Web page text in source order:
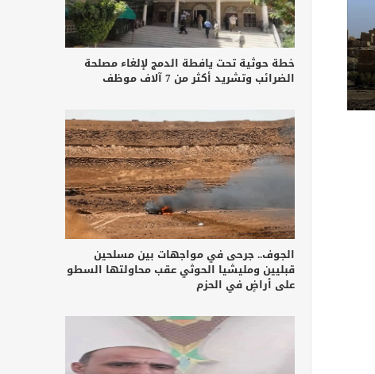
خطة حوثية تحت يافطة الدمج لإلغاء مصلحة
الضرائب وتشريد أكثر من 7 آلاف موظف
الجوف.. جرحى في مواجهات بين مسلحين
قبليين ومليشيا الحوثي عقب محاولتها السطو
على أراضٍ في الحزم